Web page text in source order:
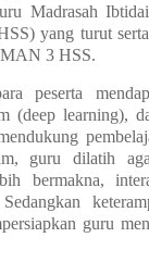
Madrasah
yang turut
3 HSS.
peserta
(deep learning),
guru dilatih
bermakna,
guru